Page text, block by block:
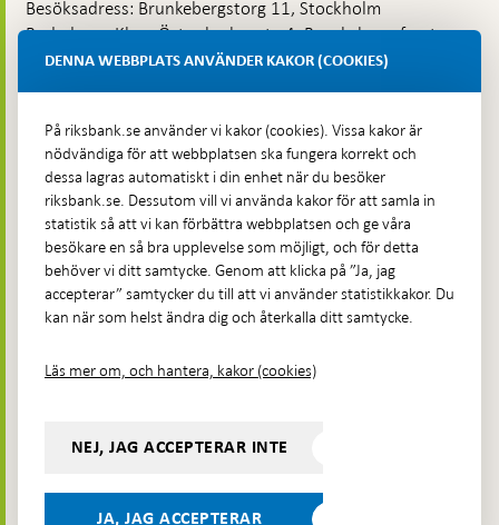
Besöksadress: Brunkebergstorg 11, Stockholm
Budadress: Klara Östra kyrkogata 4, Brunkebergsfaret,
Lastplats 6
Hitta direkt
Frågor och svar-
Öppnas
i
ny
flik
Till Riksbankens webbarkiv-
Öppnas
i
ny
Presskontakt
Integritetspolicy
Följ oss på sociala medier
Dela på:Dela på:
Dela
på:
DENNA WEBBPLATS ANVÄNDER KAKOR (COOKIES)
På riksbank.se använder vi kakor (cookies). Vissa kakor är
nödvändiga för att webbplatsen ska fungera korrekt och
dessa lagras automatiskt i din enhet när du besöker
riksbank.se. Dessutom vill vi använda kakor för att samla in
statistik så att vi kan förbättra webbplatsen och ge våra
besökare en så bra upplevelse som möjligt, och för detta
behöver vi ditt samtycke. Genom att klicka på ”Ja, jag
accepterar” samtycker du till att vi använder statistikkakor. Du
kan när som helst ändra dig och återkalla ditt samtycke.
Läs mer om, och hantera, kakor (cookies)
NEJ, JAG ACCEPTERAR INTE
JA, JAG ACCEPTERAR